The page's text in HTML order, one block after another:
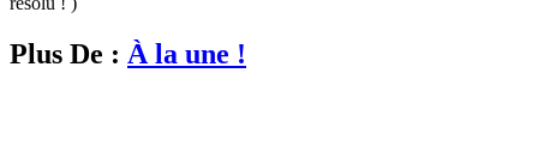
Plus De : À la une !